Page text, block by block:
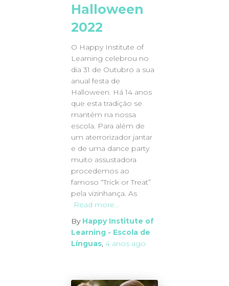
Halloween
2022
O Happy Institute of
Learning celebrou no
dia 31 de Outubro a sua
anual festa de
Halloween. Há 14 anos
que esta tradição se
mantém na nossa
escola. Para além de
um aterrorizador jantar
e de uma dance party
muito assustadora
procedemos ao
famoso “Trick or Treat”
pela vizinhança. As
Read more…
By Happy Institute of
Learning - Escola de
Línguas, 4 anos ago